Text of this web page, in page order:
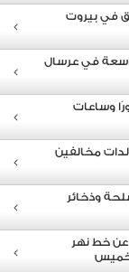
في بيروت
في عرسال
وساعات
أسلحة وذخائر
عن خط نهر